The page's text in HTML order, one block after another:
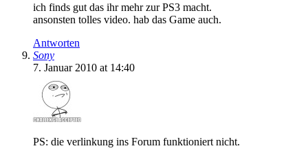
ich finds gut das ihr mehr zur PS3 macht.
ansonsten tolles video. hab das Game auch.
Antworten
Sony
7. Januar 2010 at 14:40
PS: die verlinkung ins Forum funktioniert nicht.